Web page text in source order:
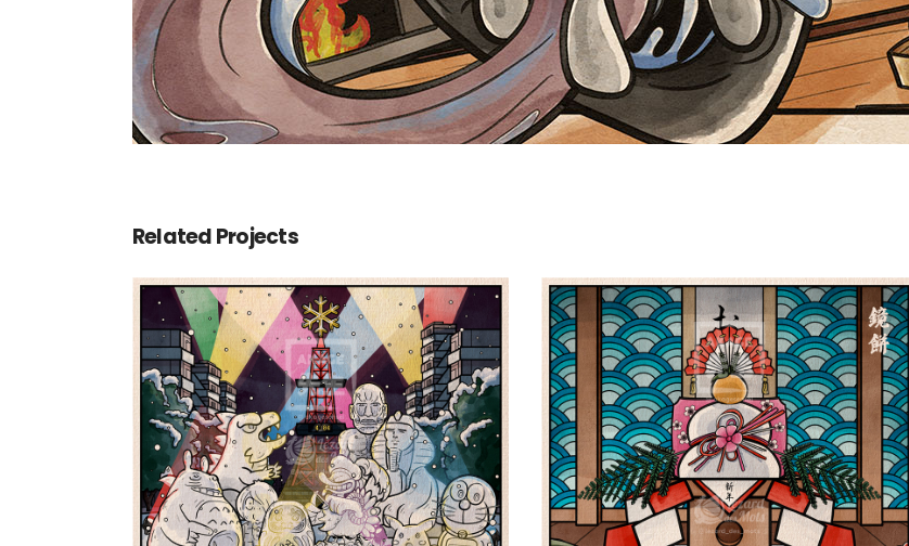
Related Projects
Le Yuki Matsuri de Sapporo
札幌市雪祭り | Shiki 四季
PokeUkiyoe
Le Kagamimochi 鏡餅 | Shiki
四季
PokeUkiyoe